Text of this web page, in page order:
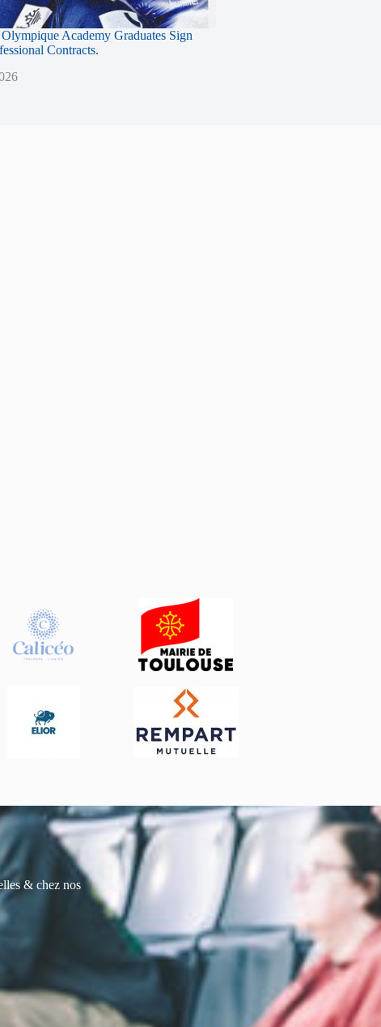
Academy Graduates Sign
Contracts.
& chez nos